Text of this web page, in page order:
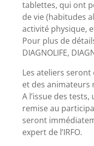
tablettes, qui ont
de vie (habitudes
activité physique,
Pour plus de
DIAGNOLIFE,
Les ateliers seront
et des animateurs
A l’issue des
remise au
seront
expert de l’IRFO.